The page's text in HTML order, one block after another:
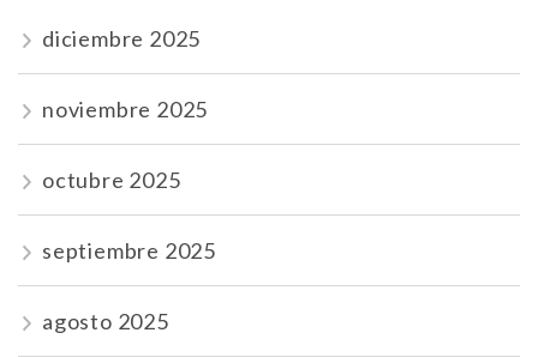
diciembre 2025
noviembre 2025
octubre 2025
septiembre 2025
agosto 2025